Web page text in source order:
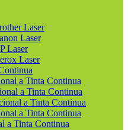
Laser
Laser
Laser
Laser
a Tinta Continua
a Tinta Continua
a Tinta Continua
a Tinta Continua
a Tinta Continua